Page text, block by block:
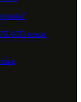
XXI веков